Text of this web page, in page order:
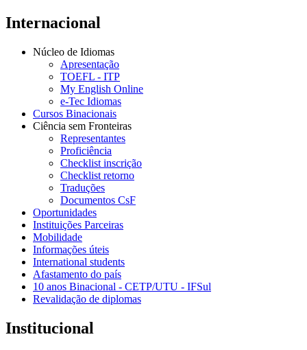
Internacional
Núcleo de Idiomas
Apresentação
TOEFL - ITP
My English Online
e-Tec Idiomas
Cursos Binacionais
Ciência sem Fronteiras
Representantes
Proficiência
Checklist inscrição
Checklist retorno
Traduções
Documentos CsF
Oportunidades
Instituições Parceiras
Mobilidade
Informações úteis
International students
Afastamento do país
10 anos Binacional - CETP/UTU - IFSul
Revalidação de diplomas
Institucional